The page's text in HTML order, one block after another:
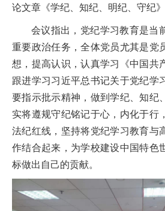
论文章《学纪、知纪、明纪、守纪》
会议指出，党纪学习教育是当
重要政治任务，全体党员尤其是党
想，提高认识，认真学习《中国共
跟进学习习近平总书记关于党纪学
要指示批示精神，做到学纪、知纪
实将遵规守纪铭记于心，内化于行
法纪红线，坚持将党纪学习教育与
作结合起来，为学校建设中国特色
标做出自己的贡献。